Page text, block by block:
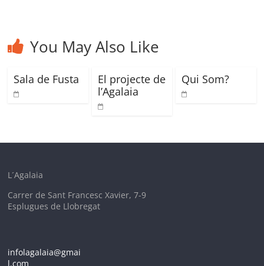
You May Also Like
Sala de Fusta
El projecte de
l’Agalaia
Qui Som?
L´Agalaia
Carrer de Sant Francesc Xavier, 7-9
Esplugues de Llobregat
infolagalaia@gmai
l.com